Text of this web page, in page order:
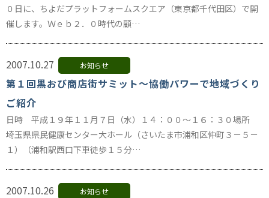
０日に、ちよだプラットフォームスクエア（東京都千代田区）で開
催します。Ｗｅｂ２．０時代の顧…
2007.10.27 お知らせ
第１回黒おび商店街サミット～協働パワーで地域づくり
ご紹介
日時 平成１９年１１月７日（水）１４：００～１６：３０場所
埼玉県県民健康センター大ホール（さいたま市浦和区仲町３－５－
１）（浦和駅西口下車徒歩１５分…
2007.10.26 お知らせ